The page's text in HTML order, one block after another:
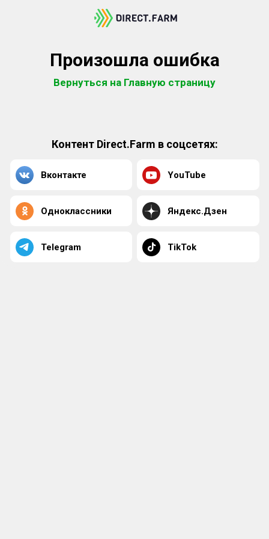
Произошла ошибка
Вернуться на Главную страницу
Контент Direct.Farm в соцсетях:
Вконтакте YouTube
Одноклассники Яндекс.Дзен
Telegram TikTok